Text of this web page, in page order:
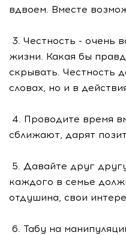
вдвоем. Вместе
3. Честность - очень
жизни. Какая бы
скрывать. Честность
словах, но и в
4. Проводите время
сближают, дарят
5. Давайте друг
каждого в семье
отдушина, свои
6. Табу на